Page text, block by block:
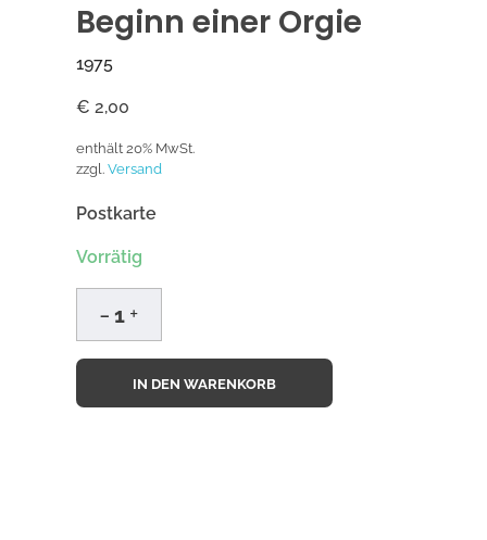
Beginn einer Orgie
1975
€ 2,00
enthält 20% MwSt.
zzgl. Versand
Postkarte
Vorrätig
IN DEN WARENKORB